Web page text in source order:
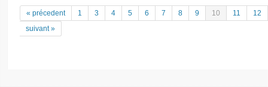
« précedent 1 3 4 5 6 7 8 9 10 11
12
suivant »